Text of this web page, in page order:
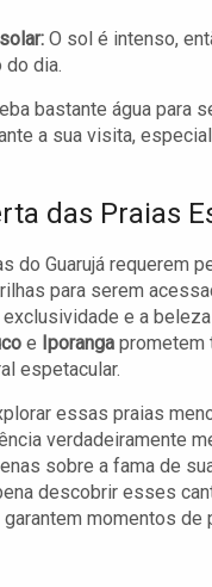
O sol é intenso,
do dia.
bastante água para
a sua visita,
das Praias
do Guarujá requerem
para serem
e a
e Iporanga prometem
espetacular.
essas praias
verdadeiramente
sobre a fama de
descobrir esses
momentos de